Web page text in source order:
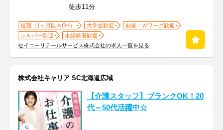
徒歩11分
短期（1ヶ月以内OK） 大学生歓迎
副業・Ｗワーク歓迎
シルバー歓迎
未経験者歓迎
セイコーリテールサービス株式会社の求人一覧を見る
株式会社キャリア SC北海道広域
【介護スタッフ】ブランクOK！20
代～50代活躍中☆